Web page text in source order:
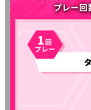
プレー回
1